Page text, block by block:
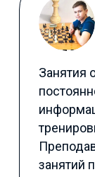
Занятия
занятий